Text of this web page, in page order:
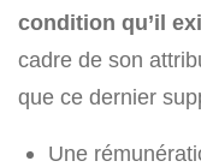
condition qu’il
cadre de son
que ce dernier
Une